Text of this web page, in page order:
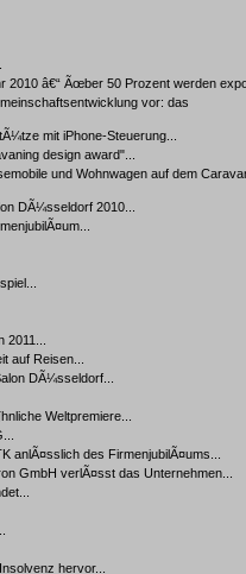
â€“ Ãœber 50 Prozent werden
vor: das
mit iPhone-Steuerung...
design award"...
und Wohnwagen auf dem
DÃ¼sseldorf 2010...
auf Reisen...
DÃ¼sseldorf...
Weltpremiere...
anlÃ¤sslich des FirmenjubilÃ¤ums...
GmbH verlÃ¤sst das Unternehmen...
hervor...